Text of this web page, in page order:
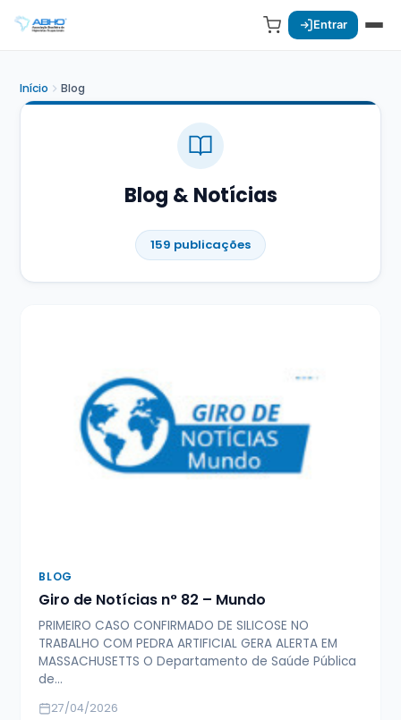
Entrar
Início Blog
Blog & Notícias
159 publicações
BLOG
Giro de Notícias n° 82 – Mundo
PRIMEIRO CASO CONFIRMADO DE SILICOSE NO
TRABALHO COM PEDRA ARTIFICIAL GERA ALERTA EM
MASSACHUSETTS O Departamento de Saúde Pública
de…
27/04/2026